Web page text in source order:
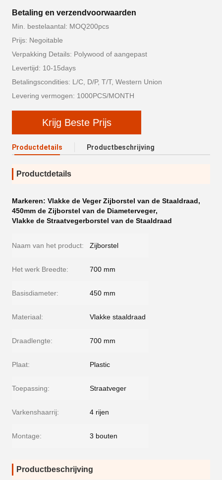
Betaling en verzendvoorwaarden
Min. bestelaantal: MOQ200pcs
Prijs: Negoitable
Verpakking Details: Polywood of aangepast
Levertijd: 10-15days
Betalingscondities: L/C, D/P, T/T, Western Union
Levering vermogen: 1000PCS/MONTH
Krijg Beste Prijs
Productdetails Productbeschrijving
Productdetails
Markeren: Vlakke de Veger Zijborstel van de Staaldraad,
450mm de Zijborstel van de Diameterveger,
Vlakke de Straatvegerborstel van de Staaldraad
Naam van het product: Zijborstel
Het werk Breedte: 700 mm
Basisdiameter: 450 mm
Materiaal: Vlakke staaldraad
Draadlengte: 700 mm
Plaat: Plastic
Toepassing: Straatveger
Varkenshaarrij: 4 rijen
Montage: 3 bouten
Productbeschrijving